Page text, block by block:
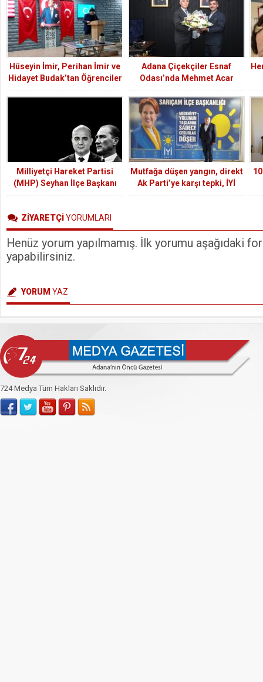
Hüseyin İmir, Perihan İmir ve
Hidayet Budak’tan Öğrenciler
ve Vatandaşlara Hatimli İftar
Adana Çiçekçiler Esnaf
Odası’nda Mehmet Acar
Yeniden Başkan Seçildi.
Milliyetçi Hareket Partisi
(MHP) Seyhan İlçe Başkanı
Hakan Yıldırım: Gazi Mustafa
hatırası önünde saygıyla
eğiliyoruz. “10 Kasım
Atatürk’ü Anma Günü”
dolayısıyla bir mesaj
Mutfağa düşen yangın, direkt
Ak Parti’ye karşı tepki, İYİ
Partiye karşı da teveccüh
ZİYARETÇİYORUMLARI
Henüz yorum yapılmamış. İlk yorumu aşağıdaki
yapabilirsiniz.
YORUM YAZ
724 Medya Tüm Hakları Saklıdır.